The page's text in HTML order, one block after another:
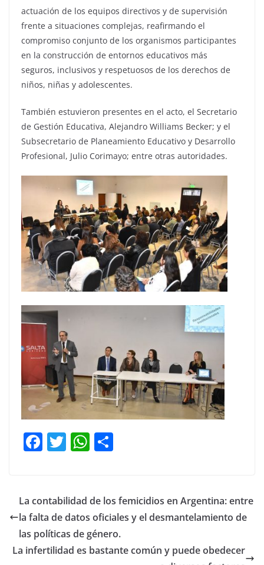
actuación de los equipos directivos y de supervisión
frente a situaciones complejas, reafirmando el
compromiso conjunto de los organismos participantes
en la construcción de entornos educativos más
seguros, inclusivos y respetuosos de los derechos de
niños, niñas y adolescentes.
También estuvieron presentes en el acto, el Secretario
de Gestión Educativa, Alejandro Williams Becker; y el
Subsecretario de Planeamiento Educativo y Desarrollo
Profesional, Julio Corimayo; entre otras autoridades.
F
e
b
o
o
T
er
W
s
A
p
p
p
ar
tir
La contabilidad de los femicidios en Argentina: entre
la falta de datos oficiales y el desmantelamiento de
las políticas de género.
La infertilidad es bastante común y puede obedecer